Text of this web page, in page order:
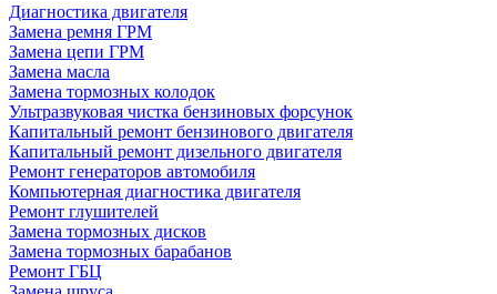
Диагностика двигателя
Замена ремня ГРМ
Замена цепи ГРМ
Замена масла
Замена тормозных колодок
Ультразвуковая чистка бензиновых форсунок
Капитальный ремонт бензинового двигателя
Капитальный ремонт дизельного двигателя
Ремонт генераторов автомобиля
Компьютерная диагностика двигателя
Ремонт глушителей
Замена тормозных дисков
Замена тормозных барабанов
Ремонт ГБЦ